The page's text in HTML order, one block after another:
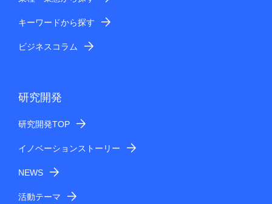
キーワードから探す
ビジネスコラム
研究開発
研究開発TOP
イノベーションストーリー
NEWS
活動テーマ